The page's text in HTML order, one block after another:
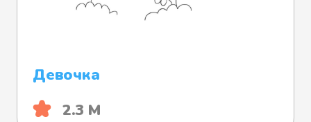
Девочка
2.3 М